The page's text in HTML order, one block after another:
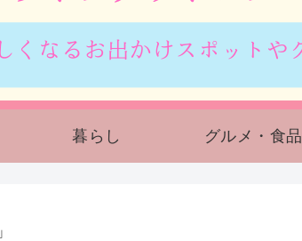
暮らし グルメ・食品